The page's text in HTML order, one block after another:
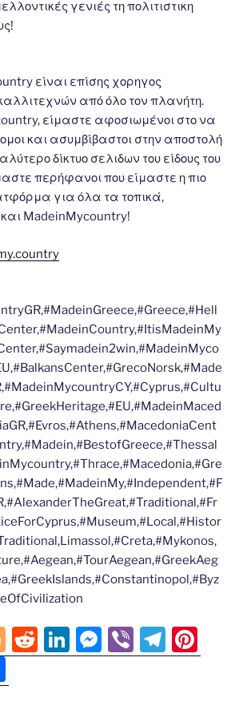
γενιές τη πολιτιστικη
είναι επίσης χορηγος
από όλο τον πλανήτη.
είμαστε αφοσιωμένοι στο να
και ασυμβίβαστοι στην αποστολή
δίκτυο σελιδων του είδους του
περήφανοι που είμαστε η πιο
για όλα τα τοπικά,
MadeinMycountry!
Bl
o
g
R
e
Li
n
M
e
Vi
b
T
el nt
h